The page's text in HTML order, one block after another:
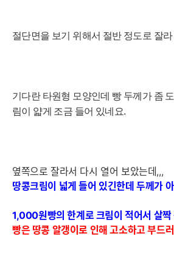
절단면을 보기 위해서 절반 정도로 잘
기다란 타원형 모양인데 빵 두께가 좀
림이 얇게 조금 들어 있네요.
옆쪽으로 잘라서 다시 열어 보았는데,,,
땅콩크림이 넓게 들어 있긴한데 두께가
1,000원빵의 한계로 크림이 적어서 살짝
빵은 땅콩 알갱이로 인해 고소하고 부드